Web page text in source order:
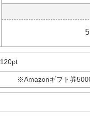
120pt
※Amazonギフト券